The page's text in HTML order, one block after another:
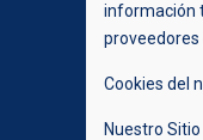
información
proveedores
Cookies del
Nuestro